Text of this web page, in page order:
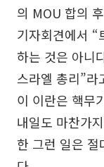
의 MOU 합의
기자회견에서 “
하는 것은 아니
스라엘 총리”라
이 이란은 핵무
내일도 마찬가
한 그런 일은 절